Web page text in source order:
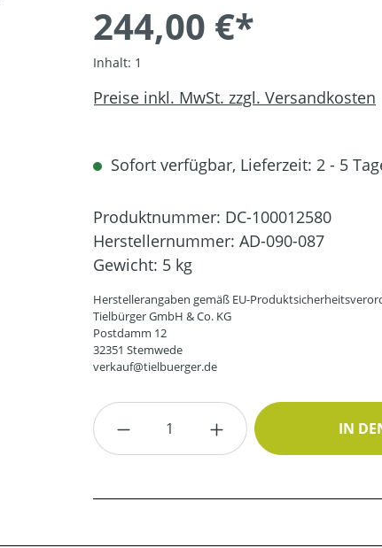
244,00 €*
Inhalt: 1
Preise inkl. MwSt. zzgl. Versandkosten
Sofort verfügbar, Lieferzeit: 2 - 5
Produktnummer: DC-100012580
Herstellernummer: AD-090-087
Gewicht: 5 kg
Herstellerangaben gemäß EU-
Tielbürger GmbH & Co. KG
Postdamm 12
32351 Stemwede
verkauf@tielbuerger.de
Produkt Anzahl: Gib den IN